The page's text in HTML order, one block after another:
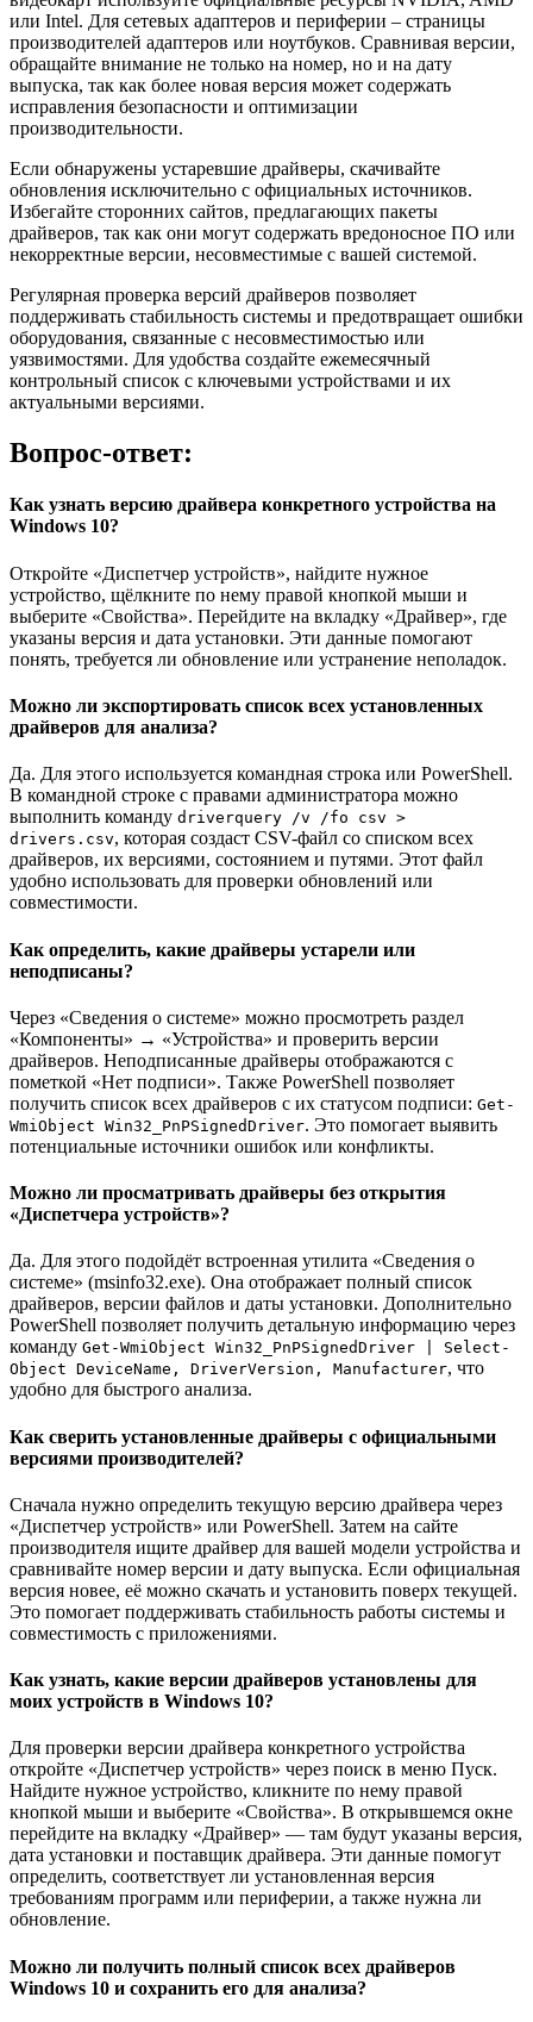
или Intel. Для сетевых адаптеров и периферии – страницы
производителей адаптеров или ноутбуков. Сравнивая версии,
обращайте внимание не только на номер, но и на дату
выпуска, так как более новая версия может содержать
исправления безопасности и оптимизации
производительности.
Если обнаружены устаревшие драйверы, скачивайте
обновления исключительно с официальных источников.
Избегайте сторонних сайтов, предлагающих пакеты
драйверов, так как они могут содержать вредоносное ПО или
некорректные версии, несовместимые с вашей системой.
Регулярная проверка версий драйверов позволяет
поддерживать стабильность системы и предотвращает ошибки
оборудования, связанные с несовместимостью или
уязвимостями. Для удобства создайте ежемесячный
контрольный список с ключевыми устройствами и их
актуальными версиями.
Вопрос-ответ:
Как узнать версию драйвера конкретного устройства на
Windows 10?
Откройте «Диспетчер устройств», найдите нужное
устройство, щёлкните по нему правой кнопкой мыши и
выберите «Свойства». Перейдите на вкладку «Драйвер», где
указаны версия и дата установки. Эти данные помогают
понять, требуется ли обновление или устранение неполадок.
Можно ли экспортировать список всех установленных
драйверов для анализа?
Да. Для этого используется командная строка или PowerShell.
В командной строке с правами администратора можно
выполнить команду driverquery /v /fo csv >
drivers.csv, которая создаст CSV-файл со списком всех
драйверов, их версиями, состоянием и путями. Этот файл
удобно использовать для проверки обновлений или
совместимости.
Как определить, какие драйверы устарели или
неподписаны?
Через «Сведения о системе» можно просмотреть раздел
«Компоненты» → «Устройства» и проверить версии
драйверов. Неподписанные драйверы отображаются с
пометкой «Нет подписи». Также PowerShell позволяет
получить список всех драйверов с их статусом подписи: Get-
WmiObject Win32_PnPSignedDriver. Это помогает выявить
потенциальные источники ошибок или конфликты.
Можно ли просматривать драйверы без открытия
«Диспетчера устройств»?
Да. Для этого подойдёт встроенная утилита «Сведения о
системе» (msinfo32.exe). Она отображает полный список
драйверов, версии файлов и даты установки. Дополнительно
PowerShell позволяет получить детальную информацию через
команду Get-WmiObject Win32_PnPSignedDriver | Select-
Object DeviceName, DriverVersion, Manufacturer, что
удобно для быстрого анализа.
Как сверить установленные драйверы с официальными
версиями производителей?
Сначала нужно определить текущую версию драйвера через
«Диспетчер устройств» или PowerShell. Затем на сайте
производителя ищите драйвер для вашей модели устройства и
сравнивайте номер версии и дату выпуска. Если официальная
версия новее, её можно скачать и установить поверх текущей.
Это помогает поддерживать стабильность работы системы и
совместимость с приложениями.
Как узнать, какие версии драйверов установлены для
моих устройств в Windows 10?
Для проверки версии драйвера конкретного устройства
откройте «Диспетчер устройств» через поиск в меню Пуск.
Найдите нужное устройство, кликните по нему правой
кнопкой мыши и выберите «Свойства». В открывшемся окне
перейдите на вкладку «Драйвер» — там будут указаны версия,
дата установки и поставщик драйвера. Эти данные помогут
определить, соответствует ли установленная версия
требованиям программ или периферии, а также нужна ли
обновление.
Можно ли получить полный список всех драйверов
Windows 10 и сохранить его для анализа?